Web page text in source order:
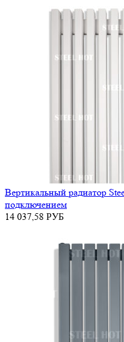
Вертикальный радиатор
подключением
14 037,58 РУБ